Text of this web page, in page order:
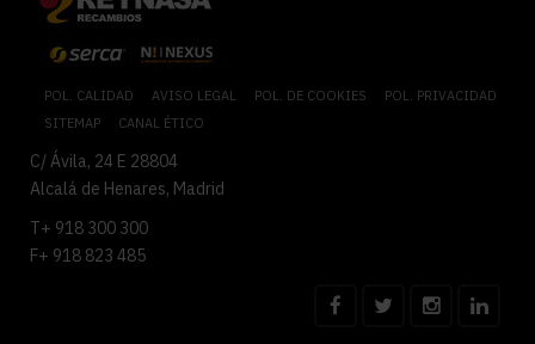
POL. CALIDAD AVISO LEGAL POL. DE COOKIES
POL. PRIVACIDAD
SITEMAP
CANAL ÉTICO
C/ Ávila, 24 E 28804
Alcalá de Henares, Madrid
T+ 918 300 300
F+ 918 823 485